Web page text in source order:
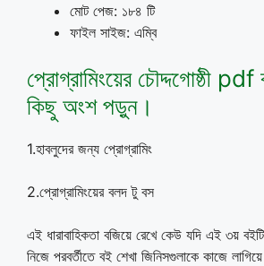
মোট পেজ: ১৮৪ টি
ফাইল সাইজ: এম্বি
প্রোগ্রামিংয়ের চৌদ্দগোষ্ঠী
কিছু অংশ পড়ুন।
1.হাবলুদের জন্য প্রোগ্রামিং
2.প্রোগ্রামিংয়ের বলদ টু বস
এই ধারাবাহিকতা বজিয়ে রেখে কেউ যদি এই ৩য়
নিজে পরবর্তীতে বই শেখা জিনিসগুলাকে কাজে